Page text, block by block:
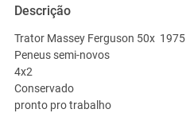
Descrição
Trator Massey Ferguson 50x 1975
Peneus semi-novos
4x2
Conservado
pronto pro trabalho